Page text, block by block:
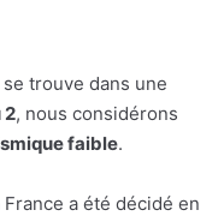
trouve dans une
2, nous considérons
faible.
a été décidé en